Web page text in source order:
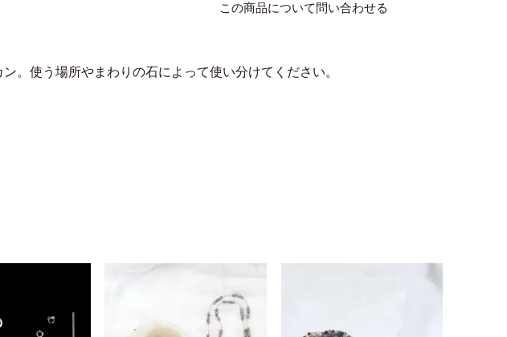
この商品について問い合わせる
。使う場所やまわりの石によって使い分けてください。